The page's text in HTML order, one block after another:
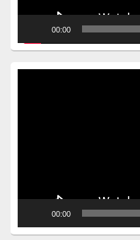
00:00
00:00